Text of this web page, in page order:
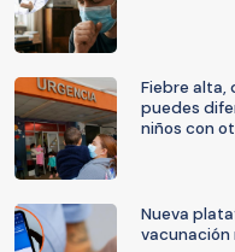
Fiebre alta,
puedes
niños con
Nueva
vacunación